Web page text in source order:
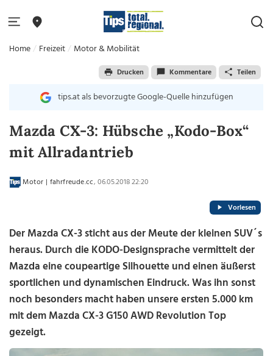
Home Freizeit Motor & Mobilität
Drucken Kommentare Teilen
tips.at als bevorzugte Google-Quelle hinzufügen
Mazda CX-3: Hübsche „Kodo-Box“
mit Allradantrieb
Motor | fahrfreude.cc, 06.05.2018 22:20
Vorlesen
Der Mazda CX-3 sticht aus der Meute der kleinen SUV´s
heraus. Durch die KODO-Designsprache vermittelt der
Mazda eine coupeartige Silhouette und einen äußerst
sportlichen und dynamischen Eindruck. Was ihn sonst
noch besonders macht haben unsere ersten 5.000 km
mit dem Mazda CX-3 G150 AWD Revolution Top
gezeigt.